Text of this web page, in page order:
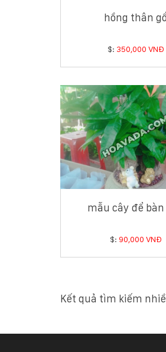
hồng thân gổ
$: 350,000 VNĐ
mẫu cây để bàn
$: 90,000 VNĐ
Kết quả tìm kiếm